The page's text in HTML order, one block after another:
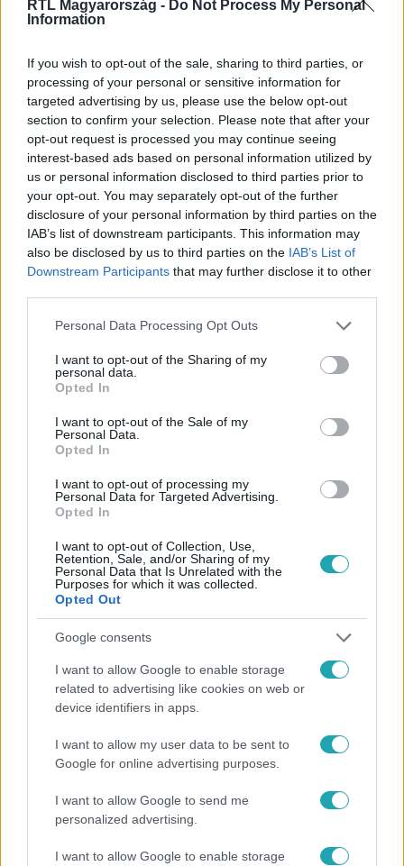
RTL Magyarország - Do Not Process My Personal
Information
If you wish to opt-out of the sale, sharing to third parties, or
processing of your personal or sensitive information for
targeted advertising by us, please use the below opt-out
section to confirm your selection. Please note that after your
opt-out request is processed you may continue seeing
interest-based ads based on personal information utilized by
us or personal information disclosed to third parties prior to
your opt-out. You may separately opt-out of the further
disclosure of your personal information by third parties on the
IAB’s list of downstream participants. This information may
also be disclosed by us to third parties on the IAB’s List of
Downstream Participants that may further disclose it to other
Please note that this website/app uses one or more Google
not limited to your visit or usage behaviour. You may click to
grant or deny consent to Google and its third-party tags to
use your data for below specified purposes in below Google
consent section.
Personal Data Processing Opt Outs
I want to opt-out of the Sharing of my
personal data.
Opted In
I want to opt-out of the Sale of my
Personal Data.
Opted In
I want to opt-out of processing my
Personal Data for Targeted Advertising.
Opted In
I want to opt-out of Collection, Use,
Retention, Sale, and/or Sharing of my
Personal Data that Is Unrelated with the
Purposes for which it was collected.
Opted Out
Google consents
I want to allow Google to enable storage
related to advertising like cookies on web or
device identifiers in apps.
I want to allow my user data to be sent to
Google for online advertising purposes.
I want to allow Google to send me
personalized advertising.
I want to allow Google to enable storage
legyen a Google-találatokban!
Kövess minket, és értesülj a friss hírekről a
Facebookon is!
FÓKUSZ #ADÁSRÉSZLETEK DEMJÉN FERENC
FELLÉPÉS